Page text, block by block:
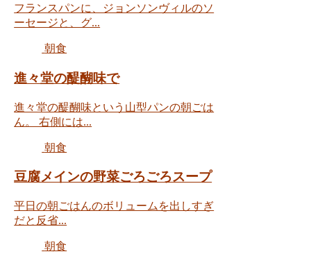
フランスパンに、ジョンソンヴィルのソ
ーセージと、グ...
朝食
進々堂の醍醐味で
進々堂の醍醐味という山型パンの朝ごは
ん。 右側には...
朝食
豆腐メインの野菜ごろごろスープ
平日の朝ごはんのボリュームを出しすぎ
だと反省...
朝食